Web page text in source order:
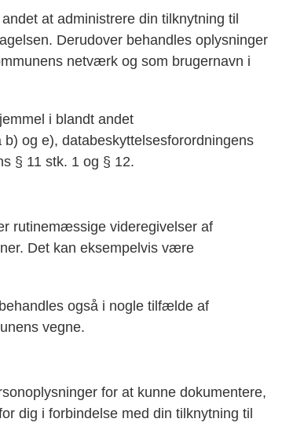
at administrere din tilknytning til
Derudover behandles oplysninger
netværk og som brugernavn i
i blandt andet
og e), databeskyttelsesforordningens
§ 11 stk. 1 og § 12.
rutinemæssige videregivelser af
Det kan eksempelvis være
også i nogle tilfælde af
vegne.
for at kunne dokumentere,
dig i forbindelse med din tilknytning til